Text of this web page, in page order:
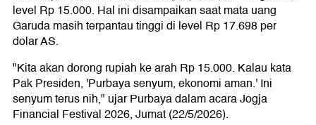
level Rp 15.000. Hal ini disampaikan saat mata uang
Garuda masih terpantau tinggi di level Rp 17.698 per
dolar AS.
"Kita akan dorong rupiah ke arah Rp 15.000. Kalau kata
Pak Presiden, 'Purbaya senyum, ekonomi aman.' Ini
senyum terus nih," ujar Purbaya dalam acara Jogja
Financial Festival 2026, Jumat (22/5/2026).